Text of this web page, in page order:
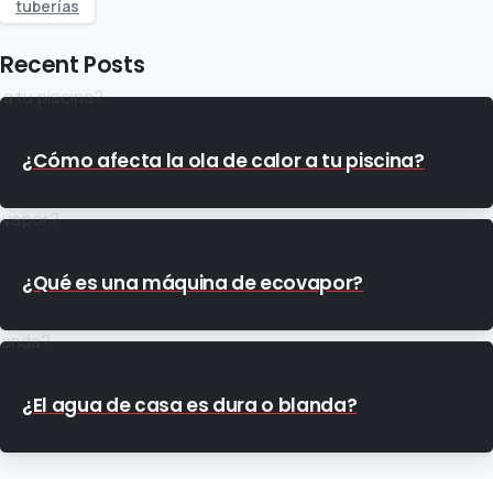
tuberías
Recent Posts
¿Cómo afecta la ola de calor a tu piscina?
¿Qué es una máquina de ecovapor?
¿El agua de casa es dura o blanda?